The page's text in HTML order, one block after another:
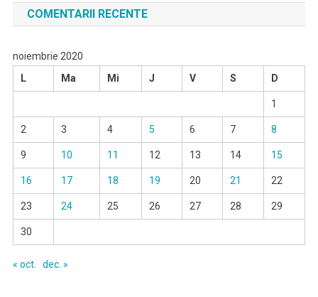
COMENTARII RECENTE
noiembrie 2020
L
Ma Mi J V S D
1
2 3 4 5 6 7 8
9 10 11 12 13 14 15
16 17 18 19 20 21 22
23 24 25 26 27 28 29
30
« oct. dec. »